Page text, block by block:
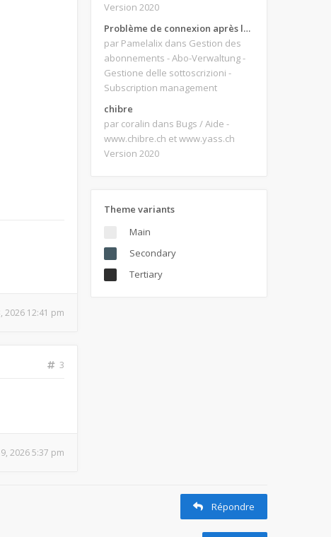
2026 12:41 pm
3
2026 5:37 pm
Version 2020
Problème de connexion après le changement d'adresse e-mail.
par Pamelalix dans Gestion des
abonnements - Abo-Verwaltung -
Gestione delle sottoscrizioni -
Subscription management
chibre
par coralin dans Bugs / Aide -
www.chibre.ch et www.yass.ch
Version 2020
Theme variants
Main
Secondary
Tertiary
Répondre